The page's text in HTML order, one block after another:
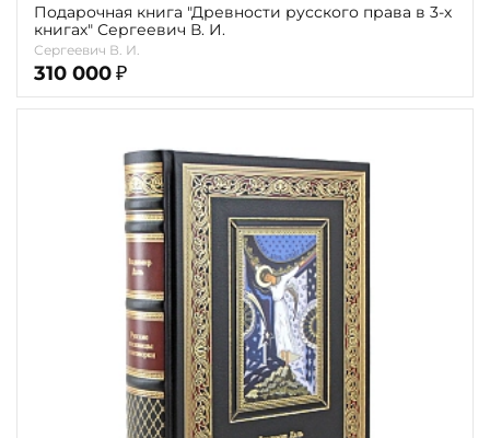
Подарочная книга "Древности русского права в 3-х
книгах" Сергеевич В. И.
Сергеевич В. И.
310 000 ₽